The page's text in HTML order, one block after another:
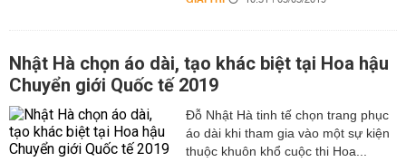
Nhật Hà chọn áo dài, tạo khác biệt tại Hoa hậu
Chuyển giới Quốc tế 2019
Đỗ Nhật Hà tinh tế chọn trang phục
áo dài khi tham gia vào một sự kiện
thuộc khuôn khổ cuộc thi Hoa...